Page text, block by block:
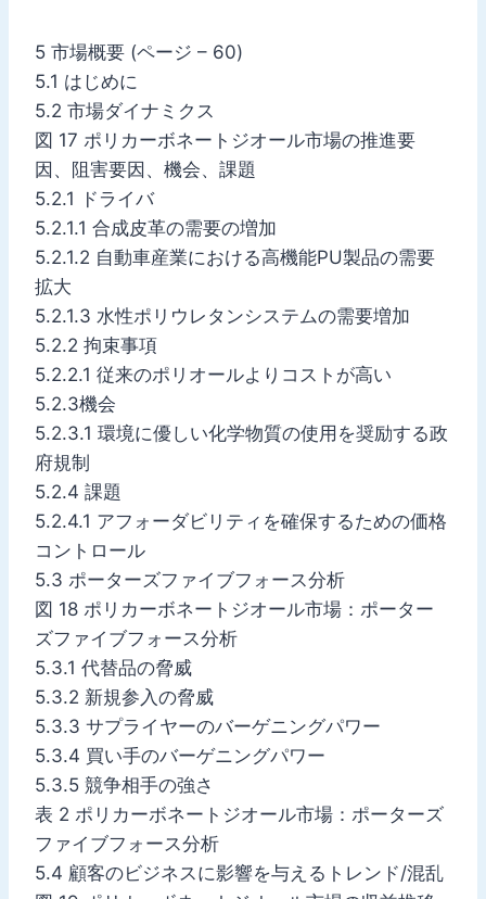
5 市場概要 (ページ – 60)
5.1 はじめに
5.2 市場ダイナミクス
図 17 ポリカーボネートジオール市場の推進要
因、阻害要因、機会、課題
5.2.1 ドライバ
5.2.1.1 合成皮革の需要の増加
5.2.1.2 自動車産業における高機能PU製品の需要
拡大
5.2.1.3 水性ポリウレタンシステムの需要増加
5.2.2 拘束事項
5.2.2.1 従来のポリオールよりコストが高い
5.2.3機会
5.2.3.1 環境に優しい化学物質の使用を奨励する政
府規制
5.2.4 課題
5.2.4.1 アフォーダビリティを確保するための価格
コントロール
5.3 ポーターズファイブフォース分析
図 18 ポリカーボネートジオール市場：ポーター
ズファイブフォース分析
5.3.1 代替品の脅威
5.3.2 新規参入の脅威
5.3.3 サプライヤーのバーゲニングパワー
5.3.4 買い手のバーゲニングパワー
5.3.5 競争相手の強さ
表 2 ポリカーボネートジオール市場：ポーターズ
ファイブフォース分析
5.4 顧客のビジネスに影響を与えるトレンド/混乱